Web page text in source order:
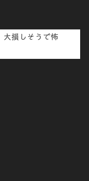
大損しそう で怖